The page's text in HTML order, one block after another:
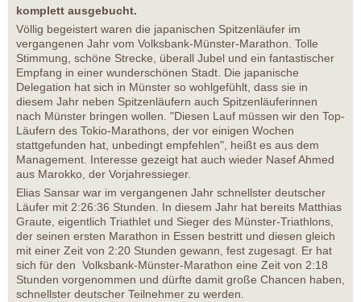
komplett ausgebucht.
Völlig begeistert waren die japanischen Spitzenläufer im
vergangenen Jahr vom Volksbank-Münster-Marathon. Tolle
Stimmung, schöne Strecke, überall Jubel und ein fantastischer
Empfang in einer wunderschönen Stadt. Die japanische
Delegation hat sich in Münster so wohlgefühlt, dass sie in
diesem Jahr neben Spitzenläufern auch Spitzenläuferinnen
nach Münster bringen wollen. "Diesen Lauf müssen wir den Top-
Läufern des Tokio-Marathons, der vor einigen Wochen
stattgefunden hat, unbedingt empfehlen", heißt es aus dem
Management. Interesse gezeigt hat auch wieder Nasef Ahmed
aus Marokko, der Vorjahressieger.
Elias Sansar war im vergangenen Jahr schnellster deutscher
Läufer mit 2:26:36 Stunden. In diesem Jahr hat bereits Matthias
Graute, eigentlich Triathlet und Sieger des Münster-Triathlons,
der seinen ersten Marathon in Essen bestritt und diesen gleich
mit einer Zeit von 2:20 Stunden gewann, fest zugesagt. Er hat
sich für den Volksbank-Münster-Marathon eine Zeit von 2:18
Stunden vorgenommen und dürfte damit große Chancen haben,
schnellster deutscher Teilnehmer zu werden.